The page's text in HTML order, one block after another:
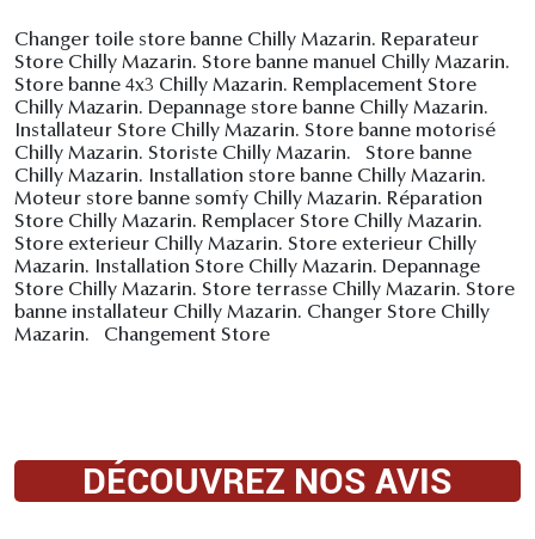
Changer toile store banne Chilly Mazarin. Reparateur
Store Chilly Mazarin. Store banne manuel Chilly Mazarin.
Store banne 4x3 Chilly Mazarin. Remplacement Store
Chilly Mazarin. Depannage store banne Chilly Mazarin.
Installateur Store Chilly Mazarin. Store banne motorisé
Chilly Mazarin. Storiste Chilly Mazarin. Store banne
Chilly Mazarin. Installation store banne Chilly Mazarin.
Moteur store banne somfy Chilly Mazarin. Réparation
Store Chilly Mazarin. Remplacer Store Chilly Mazarin.
Store exterieur Chilly Mazarin. Store exterieur Chilly
Mazarin. Installation Store Chilly Mazarin. Depannage
Store Chilly Mazarin. Store terrasse Chilly Mazarin. Store
banne installateur Chilly Mazarin. Changer Store Chilly
Mazarin. Changement Store
DÉCOUVREZ NOS AVIS